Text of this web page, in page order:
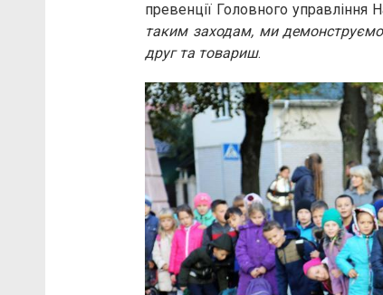
превенції Головного управління
таким заходам, ми
друг та товариш.